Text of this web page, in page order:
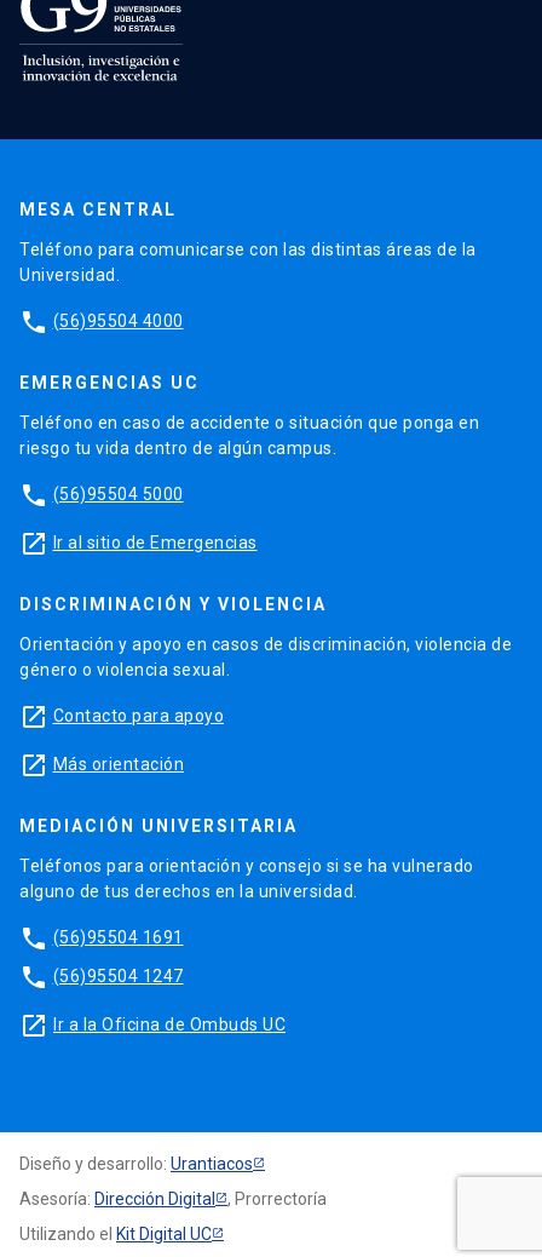
MESA CENTRAL
Teléfono para comunicarse con las distintas áreas de la
Universidad.
phone (56)95504 4000
EMERGENCIAS UC
Teléfono en caso de accidente o situación que ponga en
riesgo tu vida dentro de algún campus.
phone (56)95504 5000
launch Ir al sitio de Emergencias
DISCRIMINACIÓN Y VIOLENCIA
Orientación y apoyo en casos de discriminación, violencia de
género o violencia sexual.
launch Contacto para apoyo
launch Más orientación
MEDIACIÓN UNIVERSITARIA
Teléfonos para orientación y consejo si se ha vulnerado
alguno de tus derechos en la universidad.
phone (56)95504 1691
phone (56)95504 1247
launch Ir a la Oficina de Ombuds UC
Diseño y desarrollo: Urantiacos
Asesoría: Dirección Digital
, Prorrectoría
Utilizando el Kit Digital UC